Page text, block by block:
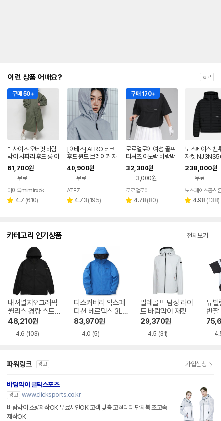
이런 상품 어때요? 광고
구매 50+
빅사이즈 오버핏 바람
막이 사파리 후드 롱 야
상 점퍼
61,700원
무료
미미룩mimirook
별 4.7 리
(610)
[아테즈] AERO 테크
후드 윈드 브레이커 자
켓 그레이
40,900원
무료
ATEZ
별 4.73 리
(195)
구매 170+
로로얼로이 여성 골프
티셔츠 아노락 바람막
이 에어로핏 세미 오버
핏 후드 반팔 여성골프
32,300원
3,000원
로로얼로이
별 4.78 리
(80)
노스페이스 벤
자켓
238,000원
무료
별 4.98 리
(138)
카테고리 인기상품 전체보기
내셔널지오그래픽
월리스 경량 스트레
치 바람막이 점퍼 N
232UJP910
48,210원
4.6 (103)
디스커버리 익스페
디션 베르텍스 3L
고어텍스 자켓 DM
WJ3A041-CBS
83,970원
4.0 (5)
밀레골프 남성 라이
트 바람막이 재킷
29,370원
4.5 (31)
뉴발
반팔
파워링크 광고 가입신청
바람막이 클릭스포츠
광고 www.clicksports.co.kr
바람막이 소량제작OK 무료시안OK 고객 맞춤 고퀄리티 단체복 초고속
제작OK